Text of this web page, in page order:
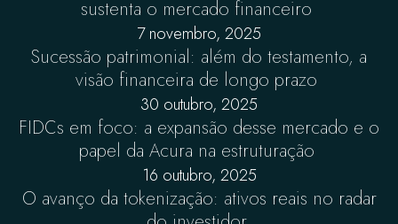
sustenta o mercado financeiro
7 novembro, 2025
Sucessão patrimonial: além do testamento, a
visão financeira de longo prazo
30 outubro, 2025
FIDCs em foco: a expansão desse mercado e o
papel da Acura na estruturação
16 outubro, 2025
O avanço da tokenização: ativos reais no radar